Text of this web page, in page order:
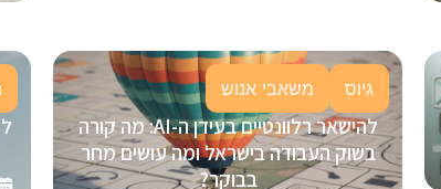
גיוס משאבי אנוש
להישאר רלוונטיים בעידן ה-AI: מה קורה
בשוק העבודה בישראל ומה עושים מחר
בבוקר?